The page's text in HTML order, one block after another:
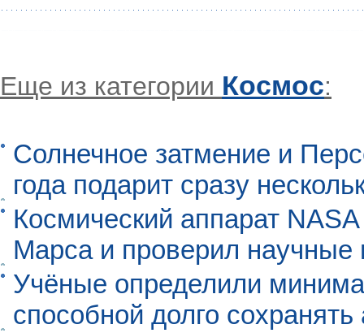
Еще из категории Космос:
Солнечное затмение и
года подарит сразу
Космический аппарат
Марса и проверил научные
Учёные определили
способной долго